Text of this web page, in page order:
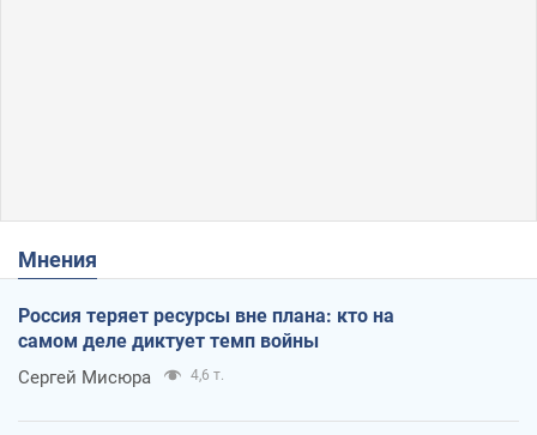
Мнения
Россия теряет ресурсы вне плана: кто на
самом деле диктует темп войны
Сергей Мисюра 4,6 т.